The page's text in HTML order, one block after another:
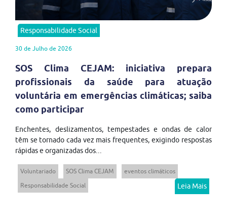
Responsabilidade Social
30 de Julho de 2026
SOS Clima CEJAM: iniciativa prepara
profissionais da saúde para atuação
voluntária em emergências climáticas; saiba
como participar
Enchentes, deslizamentos, tempestades e ondas de calor
têm se tornado cada vez mais frequentes, exigindo respostas
rápidas e organizadas dos...
Voluntariado SOS Clima CEJAM
eventos climáticos
Responsabilidade Social
Leia Mais